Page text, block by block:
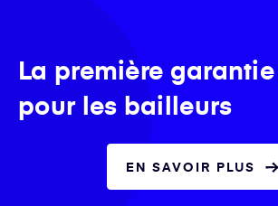
La première
pour les bailleurs
EN SAVOIR PLUS